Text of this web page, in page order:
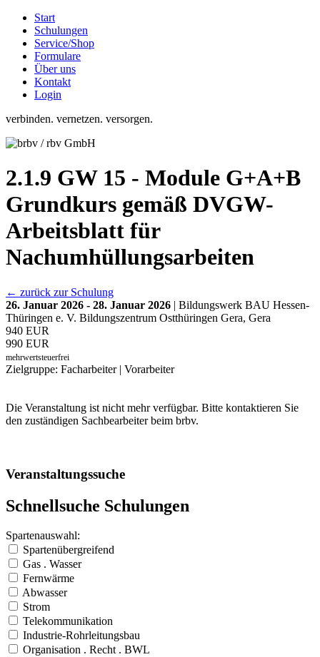
Start
Schulungen
Service/Shop
Formulare
Über uns
Kontakt
Login
verbinden. vernetzen. versorgen.
2.1.9 GW 15 - Module G+A+B
Grundkurs gemäß DVGW-
Arbeitsblatt für
Nachumhüllungsarbeiten
← zurück zur Schulung
26. Januar 2026 - 28. Januar 2026 | Bildungswerk BAU Hessen-
Thüringen e. V. Bildungszentrum Ostthüringen Gera, Gera
940 EUR
990 EUR
mehrwertsteuerfrei
Zielgruppe: Facharbeiter | Vorarbeiter
Die Veranstaltung ist nicht mehr verfügbar. Bitte kontaktieren Sie
den zuständigen Sachbearbeiter beim brbv.
Veranstaltungssuche
Schnellsuche Schulungen
Spartenauswahl:
Spartenübergreifend
Gas . Wasser
Fernwärme
Abwasser
Strom
Telekommunikation
Industrie-Rohrleitungsbau
Organisation . Recht . BWL